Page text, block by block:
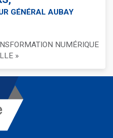
GÉNÉRAL AUBAY
NUMÉRIQUE
»